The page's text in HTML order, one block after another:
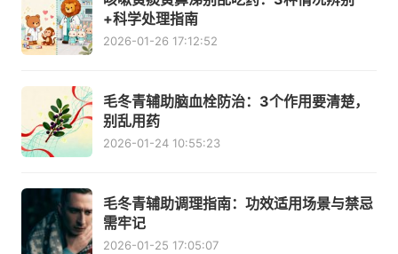
+科学处理指南
2026-01-26 17:12:52
毛冬青辅助脑血栓防治：3个作用要清楚，
别乱用药
2026-01-24 10:55:23
毛冬青辅助调理指南：功效适用场景与禁忌
需牢记
2026-01-25 17:05:07